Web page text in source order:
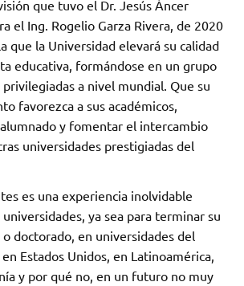
que tuvo el Dr. Jesús Áncer
el Ing. Rogelio Garza Rivera, de 2020
que la Universidad elevará su calidad
educativa, formándose en un grupo
a nivel mundial. Que su
favorezca a sus académicos,
y fomentar el intercambio
universidades prestigiadas del
es una experiencia inolvidable
ya sea para terminar su
doctorado, en universidades del
Estados Unidos, en Latinoamérica,
y por qué no, en un futuro no muy